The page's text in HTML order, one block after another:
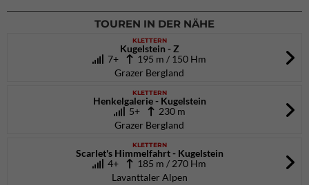
TOUREN IN DER NÄHE
KLETTERN
Kugelstein - Z
7+
195 m / 150 Hm
Grazer Bergland
KLETTERN
Henkelgalerie - Kugelstein
5+ 230 m
Grazer Bergland
KLETTERN
Scarlet's Himmelfahrt - Kugelstein
4+
185 m / 270 Hm
Lavanttaler Alpen